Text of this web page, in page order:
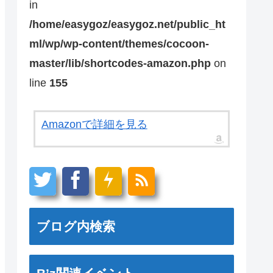
in
/home/easygoz/easygoz.net/public_ht
ml/wp/wp-content/themes/cocoon-
master/lib/shortcodes-amazon.php on
line 155
Amazonで詳細を見る
ブログ内検索